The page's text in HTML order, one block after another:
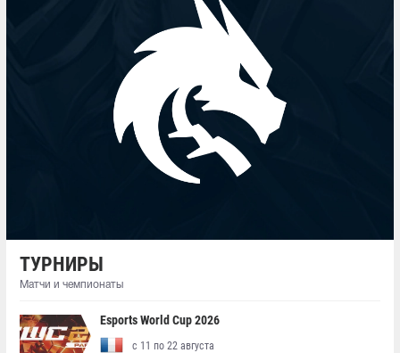
ТУРНИРЫ
Матчи и чемпионаты
Esports World Cup 2026
с 11 по 22 августа